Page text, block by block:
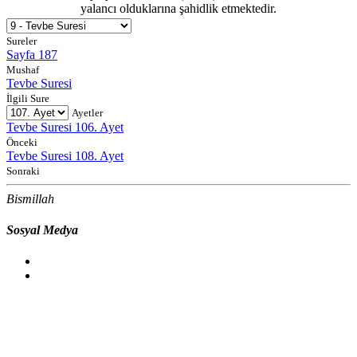
yalancı olduklarına şahidlik etmektedir.
Sureler
Sayfa 187
Mushaf
Tevbe Suresi
İlgili Sure
Ayetler
Tevbe Suresi 106. Ayet
Önceki
Tevbe Suresi 108. Ayet
Sonraki
Bismillah
Sosyal Medya